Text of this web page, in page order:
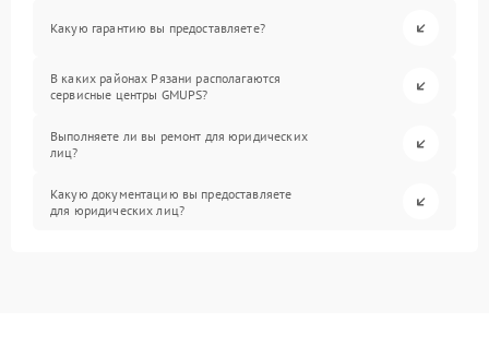
Какую гарантию вы предоставляете?
В каких районах Рязани располагаются
сервисные центры GMUPS?
Выполняете ли вы ремонт для юридических
лиц?
Какую документацию вы предоставляете
для юридических лиц?